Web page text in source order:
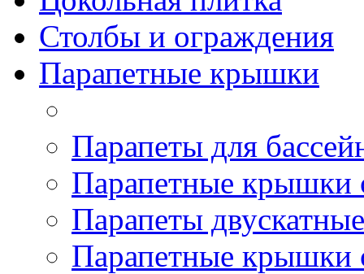
Столбы и ограждения
Парапетные крышки
Парапеты для
Парапетные крышки
Парапеты двускатные
Парапетные крышки